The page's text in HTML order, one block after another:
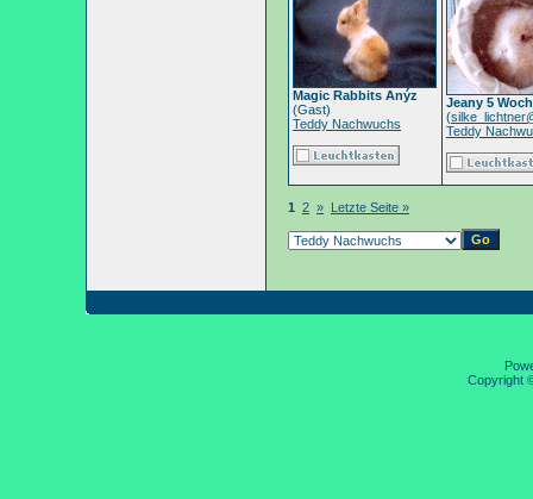
Magic Rabbits Anýz
(Gast)
Teddy Nachwuchs
Jeany 5
(
Teddy
1 2 » Letzte Seite »
Copyright